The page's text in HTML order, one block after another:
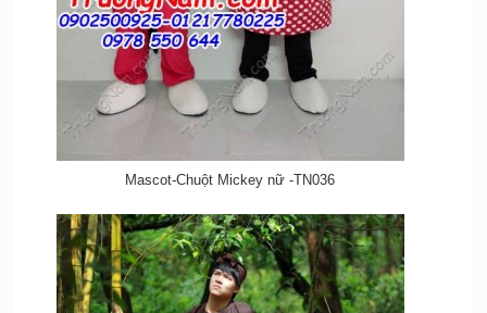
Mascot-Chuột Mickey nữ -TN036